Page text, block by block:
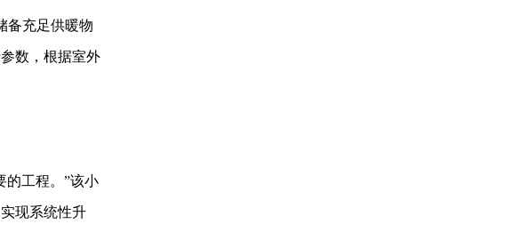
备充足供暖物
数，根据室外
工程。”该小
现系统性升